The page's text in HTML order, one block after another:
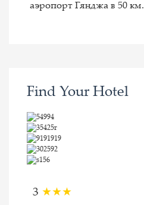
аэропорт Гянджа в 50 км.
Find Your Hotel
3 ★★★